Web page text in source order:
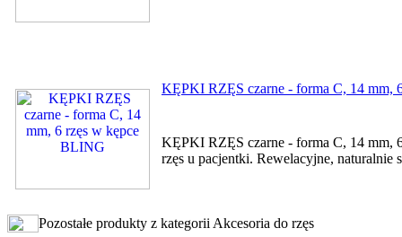
KĘPKI RZĘS czarne - forma C, 14 mm,
KĘPKI RZĘS czarne - forma C, 14 mm, 6
rzęs u pacjentki. Rewelacyjne,
Pozostałe produkty z kategorii Akcesoria do rzęs